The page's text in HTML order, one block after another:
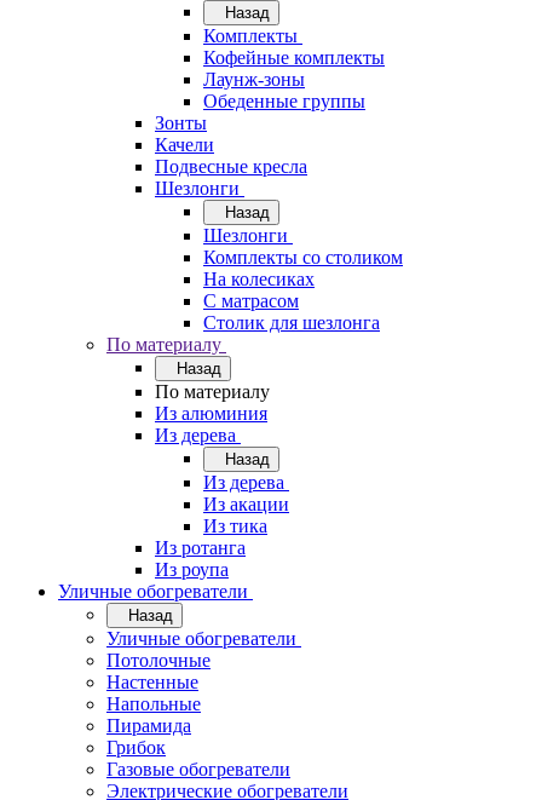
Назад
Комплекты
Кофейные комплекты
Лаунж-зоны
Обеденные группы
Зонты
Качели
Подвесные кресла
Шезлонги
Назад
Шезлонги
Комплекты со столиком
На колесиках
С матрасом
Столик для шезлонга
По материалу
Назад
По материалу
Из алюминия
Из дерева
Назад
Из дерева
Из акации
Из тика
Из ротанга
Из роупа
Уличные обогреватели
Назад
Уличные обогреватели
Потолочные
Настенные
Напольные
Пирамида
Грибок
Газовые обогреватели
Электрические обогреватели